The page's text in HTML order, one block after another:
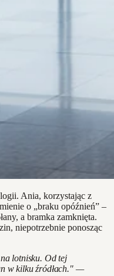
Ania, korzystając z
o „braku opóźnień” –
a bramka zamknięta.
niepotrzebnie ponosząc
lotnisku. Od tej
w kilku źródłach." —